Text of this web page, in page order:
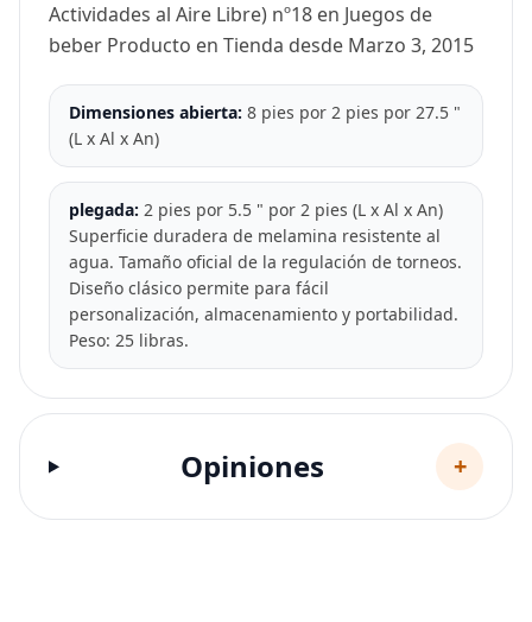
Actividades al Aire Libre) nº18 en Juegos de
beber Producto en Tienda desde Marzo 3, 2015
Dimensiones abierta: 8 pies por 2 pies por 27.5 "
(L x Al x An)
plegada: 2 pies por 5.5 " por 2 pies (L x Al x An)
Superficie duradera de melamina resistente al
agua. Tamaño oficial de la regulación de torneos.
Diseño clásico permite para fácil
personalización, almacenamiento y portabilidad.
Peso: 25 libras.
Opiniones +